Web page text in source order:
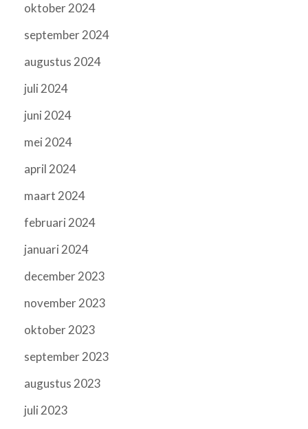
oktober 2024
september 2024
augustus 2024
juli 2024
juni 2024
mei 2024
april 2024
maart 2024
februari 2024
januari 2024
december 2023
november 2023
oktober 2023
september 2023
augustus 2023
juli 2023